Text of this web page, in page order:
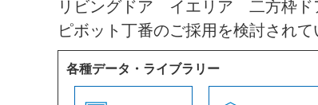
リビングドア イエリア 二方枠
ピボット丁番のご採用を検討され
各種データ・ライブラリー